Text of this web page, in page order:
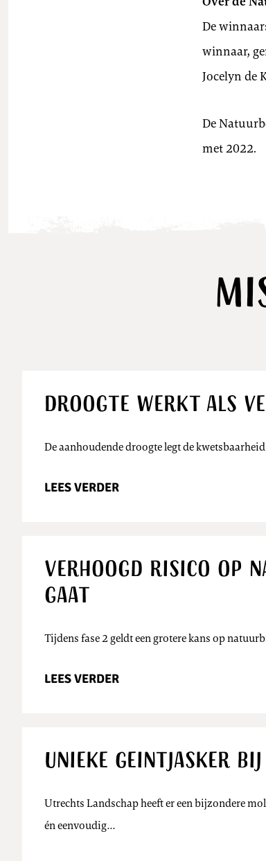
De
winnaar,
Jocelyn de
De
met 2022.
Droogte werkt als
De aanhoudende droogte legt de
LEES VERDER
Verhoogd risico op
gaat
Tijdens fase 2 geldt een grotere kans op
LEES VERDER
Unieke Geintjasker bij
Utrechts Landschap heeft er een bijzondere
én eenvoudig…